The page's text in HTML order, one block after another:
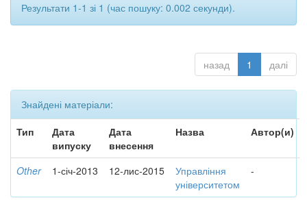
Результати 1-1 зі 1 (час пошуку: 0.002 секунди).
назад 1 далі
Знайдені матеріали:
Тип
Дата
випуску
Дата
внесення
Назва Автор(и)
Other 1-січ-2013 12-лис-2015
Управління
університетом
-